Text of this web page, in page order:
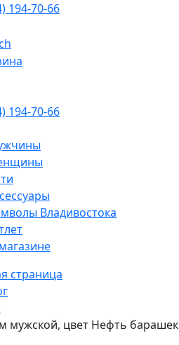
194-70-66
194-70-66
Владивостока
страница
мужской, цвет Нефть барашек